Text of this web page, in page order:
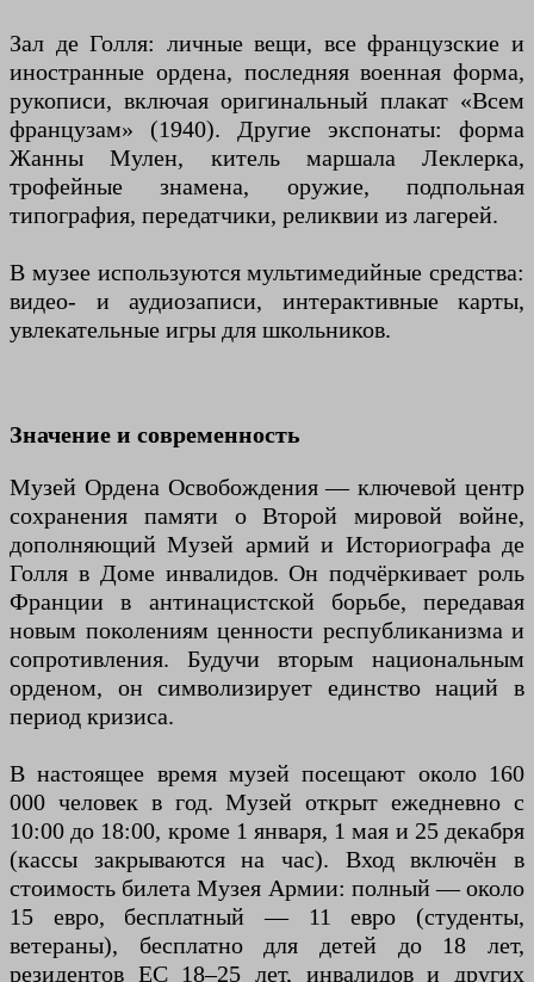
Зал де Голля: личные вещи, все французские и
иностранные ордена, последняя военная форма,
рукописи, включая оригинальный плакат «Всем
французам» (1940). Другие экспонаты: форма
Жанны Мулен, китель маршала Леклерка,
трофейные знамена, оружие, подпольная
типография, передатчики, реликвии из лагерей.
В музее используются мультимедийные средства:
видео- и аудиозаписи, интерактивные карты,
увлекательные игры для школьников.
Значение и современность
Музей Ордена Освобождения — ключевой центр
сохранения памяти о Второй мировой войне,
дополняющий Музей армий и Историографа де
Голля в Доме инвалидов. Он подчёркивает роль
Франции в антинацистской борьбе, передавая
новым поколениям ценности республиканизма и
сопротивления. Будучи вторым национальным
орденом, он символизирует единство наций в
период кризиса.
В настоящее время музей посещают около 160
000 человек в год. Музей открыт ежедневно с
10:00 до 18:00, кроме 1 января, 1 мая и 25 декабря
(кассы закрываются на час). Вход включён в
стоимость билета Музея Армии: полный — около
15 евро, бесплатный — 11 евро (студенты,
ветераны), бесплатно для детей до 18 лет,
резидентов ЕС 18–25 лет, инвалидов и других